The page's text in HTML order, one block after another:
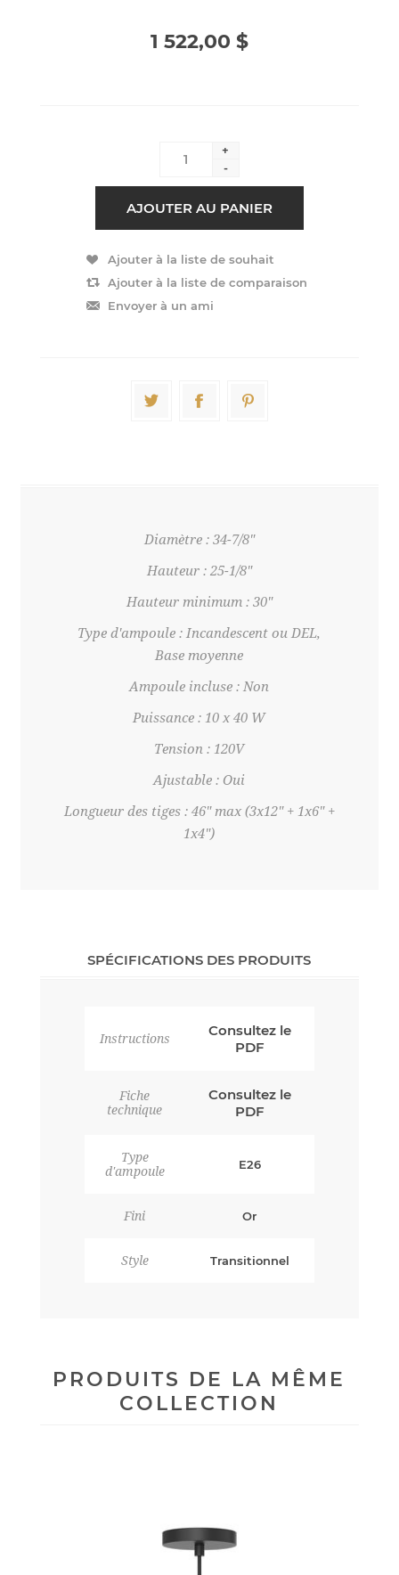
1 522,00 $
+
-
Diamètre : 34-7/8"
Hauteur : 25-1/8"
Hauteur minimum : 30"
Type d'ampoule : Incandescent ou DEL,
Base moyenne
Ampoule incluse : Non
Puissance : 10 x 40 W
Tension : 120V
Ajustable : Oui
Longueur des tiges : 46" max (3x12" + 1x6" +
1x4")
SPÉCIFICATIONS DES PRODUITS
Instructions
Consultez le
PDF
Fiche
technique
Consultez le
PDF
Type
d'ampoule
E26
Fini Or
Style Transitionnel
PRODUITS DE LA MÊME
COLLECTION